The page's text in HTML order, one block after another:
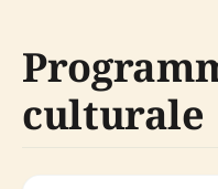
culturale